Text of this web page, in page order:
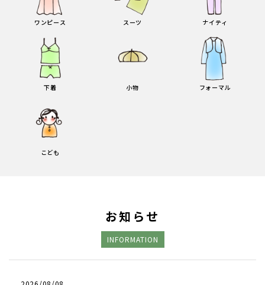
ワンピース スーツ ナイティ
下着 小物 フォーマル
こども
お知らせ
INFORMATION